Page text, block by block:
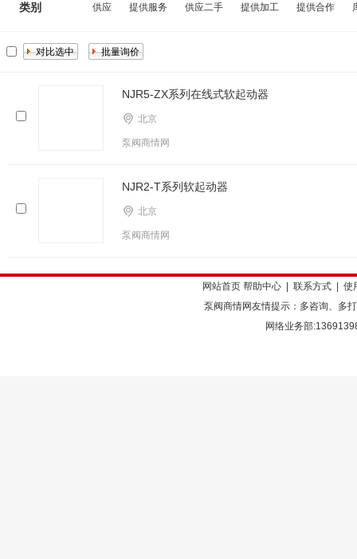
类别 供应 提供服务 供应二手 提供加工 提供合作
NJR5-ZX系列在线式软起动器
北京
泵阀商情网
NJR2-T系列软起动器
北京
泵阀商情网
网站首页 帮助中心 联系方式
使
泵阀商情网友情提示：多咨询、多
网络业务部